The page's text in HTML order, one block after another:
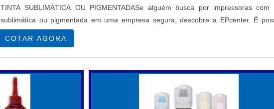
TINTA SUBLIMÁTICA OU PIGMENTADASe alguém busca por impressoras com
sublimática ou pigmentada em uma empresa segura, descobre a EPcenter. É
encontrar impressoras têxteis e impressoras so...
COTAR AGORA